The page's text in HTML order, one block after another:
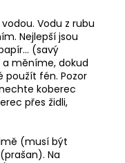
Vodu z rubu
Nejlepší jsou
(savý
měníme, dokud
použít fén. Pozor
koberec
přes židli,
(musí být
Na